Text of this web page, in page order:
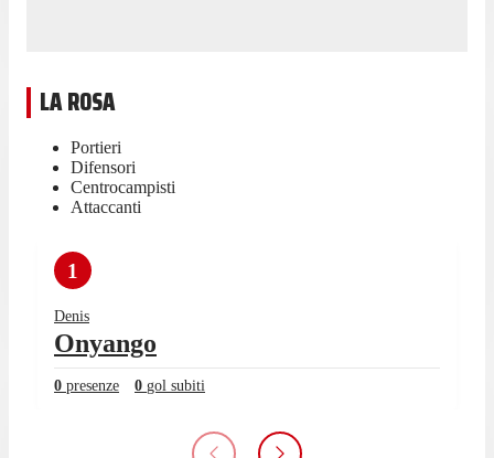
LA ROSA
Portieri
Difensori
Centrocampisti
Attaccanti
1
Denis
Onyango
0 presenze 0 gol subiti